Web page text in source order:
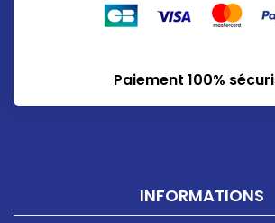
Paiement 100%
INFORMATIONS